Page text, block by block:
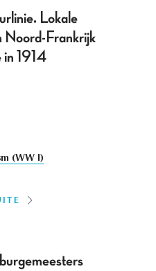
Lokale
Noord-Frankrijk
in 1914
(WW I)